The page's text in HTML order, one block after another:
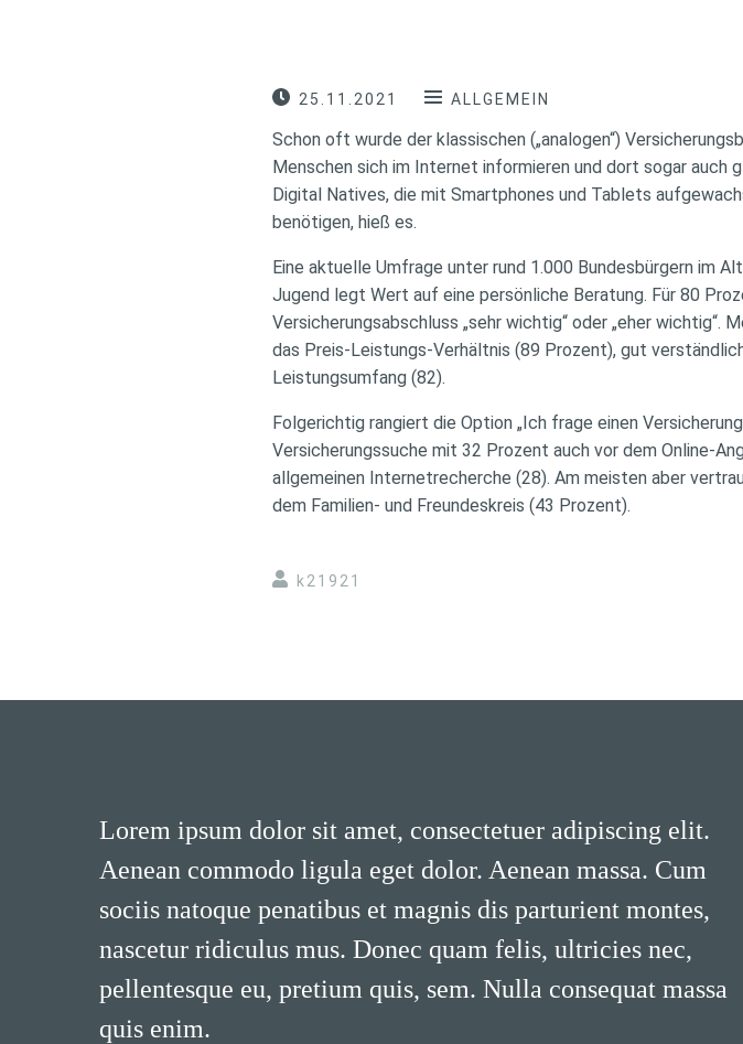
25.11.2021 ALLGEMEIN
Schon oft wurde der klassischen („analogen“)
Menschen sich im Internet informieren und dort sogar auch
Digital Natives, die mit Smartphones und Tablets
benötigen, hieß es.
Eine aktuelle Umfrage unter rund 1.000 Bundesbürgern im
Jugend legt Wert auf eine persönliche Beratung. Für 80
Versicherungsabschluss „sehr wichtig“ oder „eher wichtig“.
das Preis-Leistungs-Verhältnis (89 Prozent), gut
Leistungsumfang (82).
Folgerichtig rangiert die Option „Ich frage einen
Versicherungssuche mit 32 Prozent auch vor dem Online-
allgemeinen Internetrecherche (28). Am meisten aber
dem Familien- und Freundeskreis (43 Prozent).
k21921
Lorem ipsum dolor sit amet, consectetuer adipiscing elit.
Aenean commodo ligula eget dolor. Aenean massa. Cum
sociis natoque penatibus et magnis dis parturient montes,
nascetur ridiculus mus. Donec quam felis, ultricies nec,
pellentesque eu, pretium quis, sem. Nulla consequat massa
quis enim.